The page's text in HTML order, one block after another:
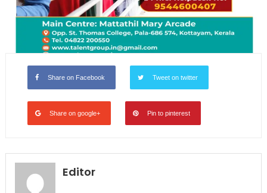
Share on Facebook Tweet on twitter
Share on google+ Pin to pinterest
Editor